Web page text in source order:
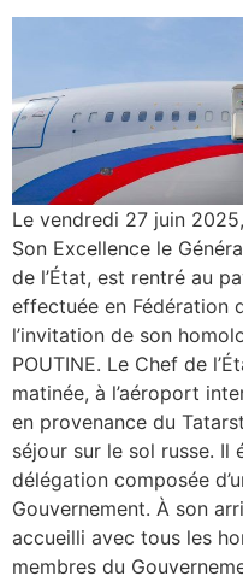
Le vendredi 27 juin
Son Excellence le
de l’État, est rentré au
effectuée en Fédération
l’invitation de son
POUTINE. Le Chef de
matinée, à l’aéroport
en provenance du
séjour sur le sol russe. Il
délégation composée
Gouvernement. À son
accueilli avec tous les
membres du